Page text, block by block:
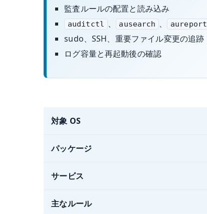
監査ルールの配置と読み込み
auditctl 、 ausearch 、 aureport
sudo、SSH、重要ファイル変更の追跡
ログ容量と再起動後の確認
対象 OS
パッケージ
サービス
主なルール